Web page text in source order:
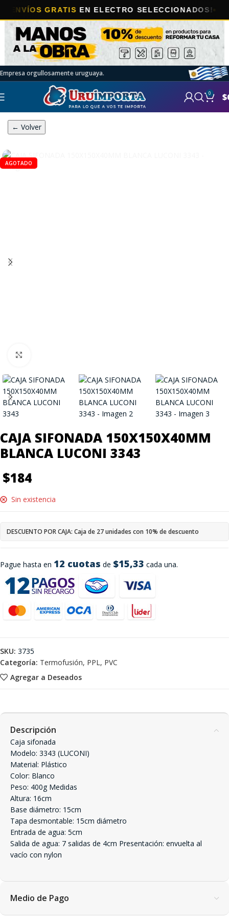
GRATISEN ELECTRO SELECCIONADOS!
Empresa orgullosamente uruguaya.
0 $
← Volver
AGOTADO
CAJA SIFONADA 150X150X40MM
BLANCA LUCONI 3343
$184
Pague hasta en 12 cuotas de $15,33 cada una.
Sin existencia
DESCUENTO POR CAJA: Caja de 27 unidades con 10% de descuento
Agregar a Deseados
SKU: 3735
Categoría: Termofusión, PPL, PVC
Descripción
Caja sifonada
Modelo: 3343 (LUCONI)
Material: Plástico
Color: Blanco
Peso: 400g Medidas
Altura: 16cm
Base diámetro: 15cm
Tapa desmontable: 15cm diámetro
Entrada de agua: 5cm
Salida de agua: 7 salidas de 4cm Presentación: envuelta al
vacío con nylon
Medio de Pago